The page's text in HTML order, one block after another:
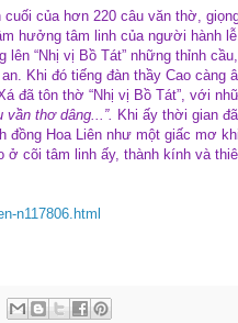
của hơn 220 câu văn thờ,
hưởng tâm linh của người hành
“Nhị vị Bồ Tát” những thỉnh
Khi đó tiếng đàn thầy Cao càng
đã tôn thờ “Nhị vị Bồ Tát”, với
vần thơ dâng...”. Khi ấy thời gian
đồng Hoa Liên như một giấc mơ
cõi tâm linh ấy, thành kính và
n117806.html